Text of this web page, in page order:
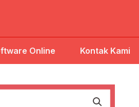
Online Kontak Kami